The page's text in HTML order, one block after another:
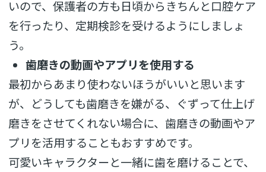
いので、保護者の方も日頃からきちんと口腔ケア
を行ったり、定期検診を受けるようにしましょ
う。
歯磨きの動画やアプリを使用する
最初からあまり使わないほうがいいと思います
が、どうしても歯磨きを嫌がる、ぐずって仕上げ
磨きをさせてくれない場合に、歯磨きの動画やア
プリを活用することもおすすめです。
可愛いキャラクターと一緒に歯を磨けることで、